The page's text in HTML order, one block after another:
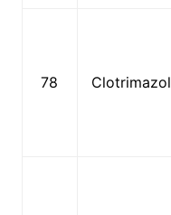
78 Clotrimazol